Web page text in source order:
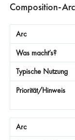
Composition-